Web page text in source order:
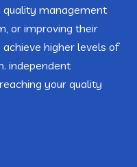
quality management
or improving their
higher levels of
independent
your quality